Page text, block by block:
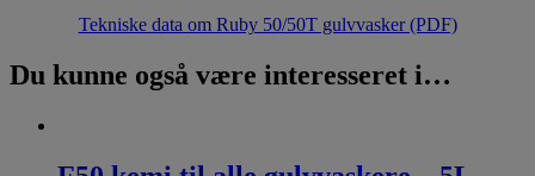
Tekniske data om Ruby 50/50T gulvvasker (PDF)
Du kunne også være interesseret i…